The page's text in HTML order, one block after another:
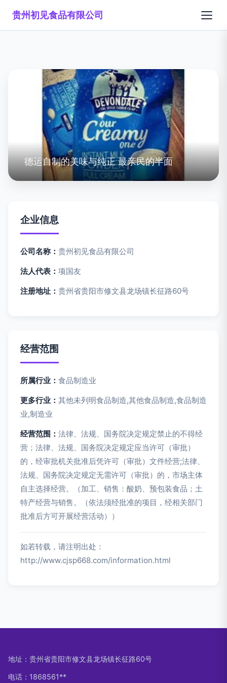
贵州初见食品有限公司
德运自制的美味与纯正 最亲民的半面
企业信息
公司名称： 贵州初见食品有限公司
法人代表： 项国友
注册地址： 贵州省贵阳市修文县龙场镇长征路60号
经营范围
所属行业： 食品制造业
更多行业： 其他未列明食品制造,其他食品制造,食品制造
业,制造业
经营范围： 法律、法规、国务院决定规定禁止的不得经
营；法律、法规、国务院决定规定应当许可（审批）
的，经审批机关批准后凭许可（审批）文件经营;法律、
法规、国务院决定规定无需许可（审批）的，市场主体
自主选择经营。（加工、销售：酸奶、预包装食品；土
特产经营与销售。（依法须经批准的项目，经相关部门
批准后方可开展经营活动））
如若转载，请注明出处：
http://www.cjsp668.com/information.html
地址：贵州省贵阳市修文县龙场镇长征路60号
电话：1868561**